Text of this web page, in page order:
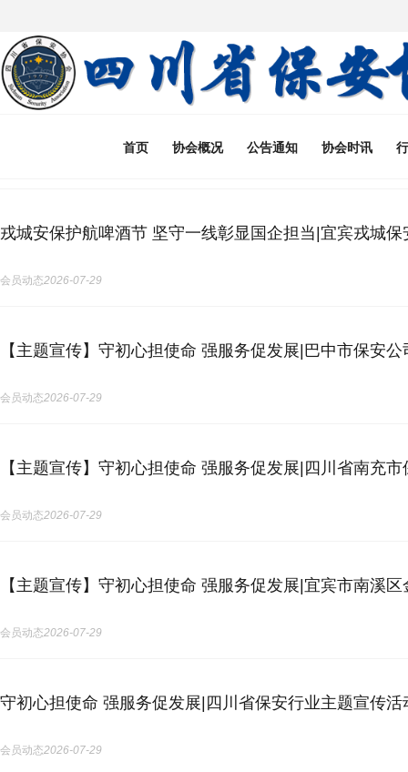
首页 协会概况 公告通知 协会时讯
戎城安保护航啤酒节 坚守一线彰显国企担当|宜宾戎城
会员动态2026-07-29
【主题宣传】守初心担使命 强服务促发展|巴中市保安
会员动态2026-07-29
【主题宣传】守初心担使命 强服务促发展|四川省南充
会员动态2026-07-29
【主题宣传】守初心担使命 强服务促发展|宜宾市南溪
会员动态2026-07-29
守初心担使命 强服务促发展|四川省保安行业主题宣传活
会员动态2026-07-29